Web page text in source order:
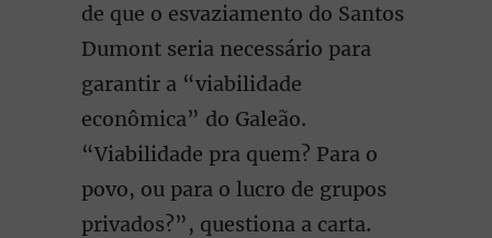
de que o esvaziamento do Santos
Dumont seria necessário para
garantir a “viabilidade
econômica” do Galeão.
“Viabilidade pra quem? Para o
povo, ou para o lucro de grupos
privados?”, questiona a carta.